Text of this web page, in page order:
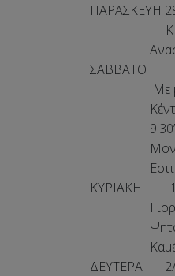
ΣΑΒΒΑΤΟ
Με
Κέντρο
9.30’.
Μονή
ΚΥΡΙΑΚΗ
Ψητά και
ΔΕΥΤΕΡΑ 2/